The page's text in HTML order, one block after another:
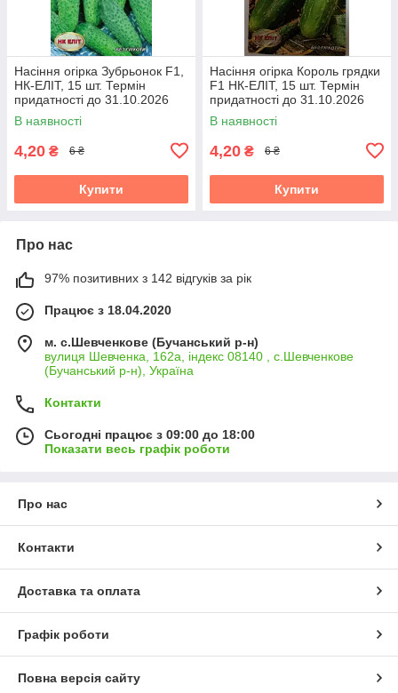
Насіння огірка Зубрьонок F1,
НК-ЕЛІТ, 15 шт. Термін
придатності до 31.10.2026
В наявності
4,20 ₴ 6 ₴
Купити
Насіння огірка Король грядки
F1 НК-ЕЛІТ, 15 шт. Термін
придатності до 31.10.2026
В наявності
4,20 ₴ 6 ₴
Купити
Про нас
97% позитивних з 142 відгуків за рік
Працює з 18.04.2020
м. с.Шевченкове (Бучанський р-н)
вулиця Шевченка, 162а, індекс 08140 , с.Шевченкове
(Бучанський р-н), Україна
Контакти
Сьогодні працює з 09:00 до 18:00
Показати весь графік роботи
Про нас
Контакти
Доставка та оплата
Графік роботи
Повна версія сайту